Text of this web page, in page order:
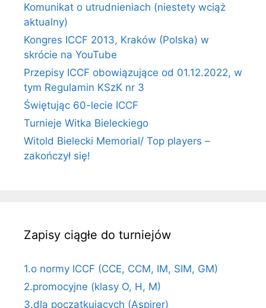
Komunikat o utrudnieniach (niestety wciąż
aktualny)
Kongres ICCF 2013, Kraków (Polska) w
skrócie na YouTube
Przepisy ICCF obowiązujące od 01.12.2022, w
tym Regulamin KSzK nr 3
Świętując 60-lecie ICCF
Turnieje Witka Bieleckiego
Witold Bielecki Memorial/ Top players –
zakończył się!
Zapisy ciągłe do turniejów
1.o normy ICCF (CCE, CCM, IM, SIM, GM)
2.promocyjne (klasy O, H, M)
3.dla początkujących (Aspirer)